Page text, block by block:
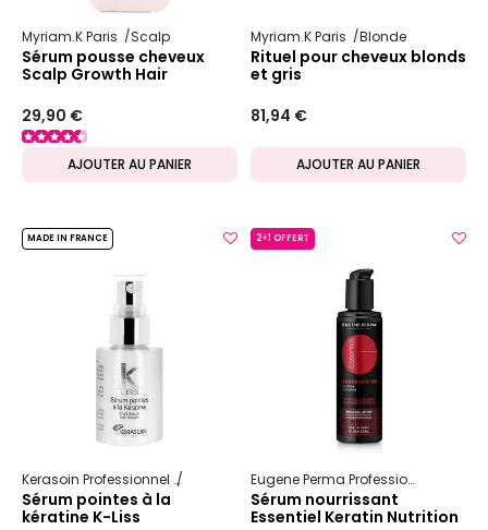
Myriam.K Paris Scalp
Sérum pousse cheveux
Scalp Growth Hair
29,90 €
AJOUTER AU PANIER
Myriam.K Paris Blonde
Rituel pour cheveux blonds
et gris
81,94 €
AJOUTER AU PANIER
MADE IN FRANCE
Kerasoin Professionnel
Sérum pointes à la
kératine K-Liss
2+1 OFFERT
Eugene Perma Professionnel
Sérum nourrissant
Essentiel Keratin Nutrition